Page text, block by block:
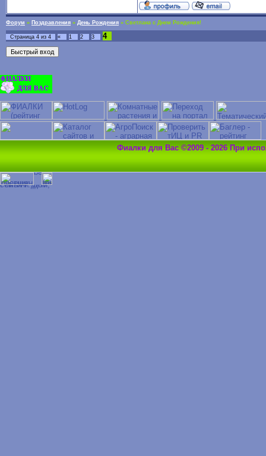
Форум » Поздравления » День Рождения » Светлана с Днем Рождения!
Страница 4 из 4 « 1 2 3 4
Фиалки для Вас ©2009 - 2026 При